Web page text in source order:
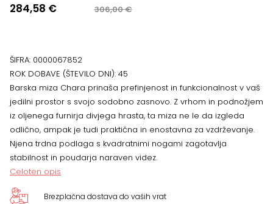
306,00€
Izvirna
306,00 €.
284,58 €
Trenutna
ŠIFRA: 0000067852
ROK DOBAVE (ŠTEVILO DNI): 45
Barska miza Chara prinaša prefinjenost in funkcionalnost v vaš
jedilni prostor s svojo sodobno zasnovo. Z vrhom in podnožjem
iz oljenega furnirja divjega hrasta, ta miza ne le da izgleda
odlično, ampak je tudi praktična in enostavna za vzdrževanje.
Njena trdna podlaga s kvadratnimi nogami zagotavlja
stabilnost in poudarja naraven videz.
Celoten opis
Brezplačna dostava do vaših vrat